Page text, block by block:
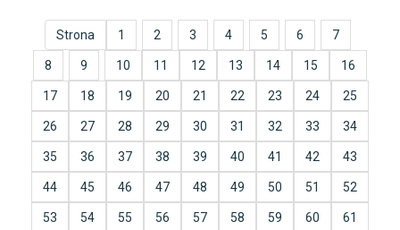
Strona 1 2 3 4 5 6 7
8 9 10 11 12 13 14 15 16
17 18 19 20 21 22 23 24 25
26 27 28 29 30 31 32 33 34
35 36 37 38 39 40 41 42 43
44 45 46 47 48 49 50 51 52
53 54 55 56 57 58 59 60 61